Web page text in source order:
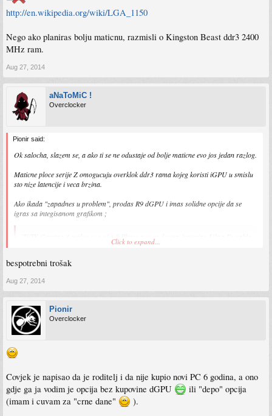
http://en.wikipedia.org/wiki/LGA_1150
Nego ako planiras bolju maticnu, razmisli o Kingston Beast ddr3 2400
MHz ram.
Aug 27, 2014
aNaToMiC !
Overclocker
Pionir said:
Ok salocha, slazem se, a ako ti se ne odustaje od bolje maticne evo jos jedan razlog.
Maticne ploce serije Z omogucuju overklok ddr3 rama kojeg koristi iGPU u smislu
sto nize latencije i veca brzina.
Ako ikada "zapadnes u problem", prodas R9 dGPU i imas solidne opcije da se
igras sa integisanom grafikom ;
8 Phase power design
5 components which include all Solid Caps (Capacitors) and Low RDS(on)
lifespan.
http://en.wikipedia.org/wiki/LGA_1150
Nego ako planiras bolju maticnu, razmisli o Kingston Beast ddr3 2400 MHz
Click to expand...
bespotrebni trošak
Aug 27, 2014
Pionir
Overclocker
Covjek je napisao da je roditelj i da nije kupio novi PC 6 godina, a ono
gdje ga ja vodim je opcija bez kupovine dGPU
ili "depo" opcija
(imam i cuvam za "crne dane"
).